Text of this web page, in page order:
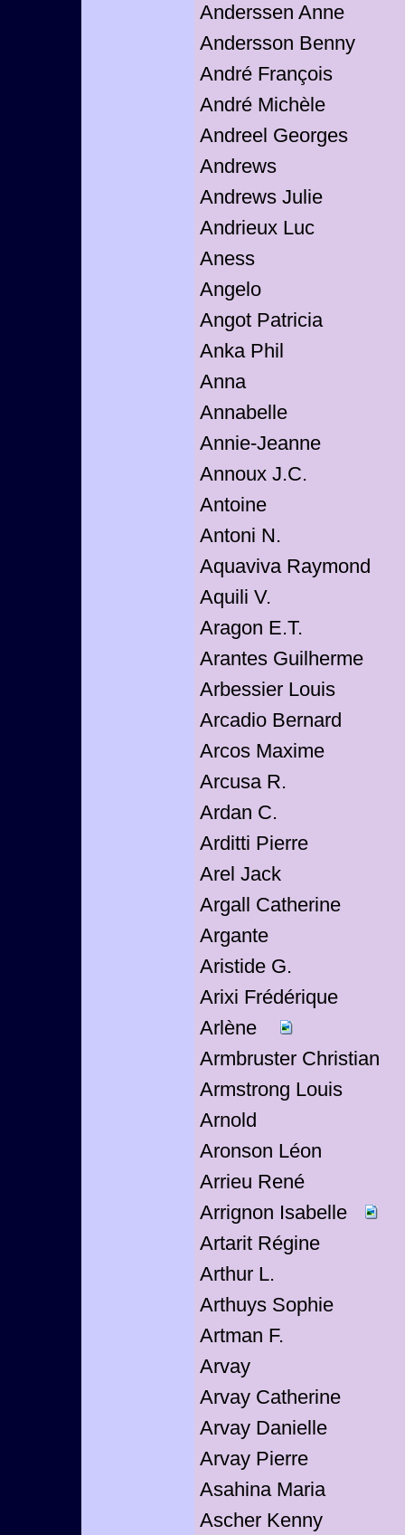
Anderssen Anne
Andersson Benny
André François
André Michèle
Andreel Georges
Andrews
Andrews Julie
Andrieux Luc
Aness
Angelo
Angot Patricia
Anka Phil
Anna
Annabelle
Annie-Jeanne
Annoux J.C.
Antoine
Antoni N.
Aquaviva Raymond
Aquili V.
Aragon E.T.
Arantes Guilherme
Arbessier Louis
Arcadio Bernard
Arcos Maxime
Arcusa R.
Ardan C.
Arditti Pierre
Arel Jack
Argall Catherine
Argante
Aristide G.
Arixi Frédérique
Arlène
Armbruster Christian
Armstrong Louis
Arnold
Aronson Léon
Arrieu René
Arrignon Isabelle
Artarit Régine
Arthur L.
Arthuys Sophie
Artman F.
Arvay
Arvay Catherine
Arvay Danielle
Arvay Pierre
Asahina Maria
Ascher Kenny